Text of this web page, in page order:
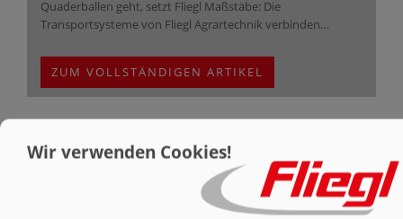
Quaderballen geht, setzt Fliegl Maßstäbe: Die
Transportsysteme von Fliegl Agrartechnik verbinden…
ZUM VOLLSTÄNDIGEN ARTIKEL
Wir verwenden Cookies!